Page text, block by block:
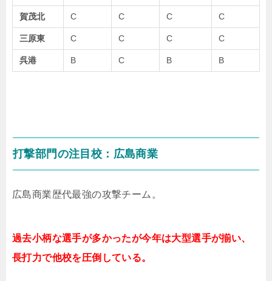
賀茂北 C C C C
三原東 C C C C
呉港 B C B B
打撃部門の注目校：広島商業
広島商業歴代最強の攻撃チーム。
過去小柄な選手が多かったが今年は大型選手が揃い、
長打力で他校を圧倒している。